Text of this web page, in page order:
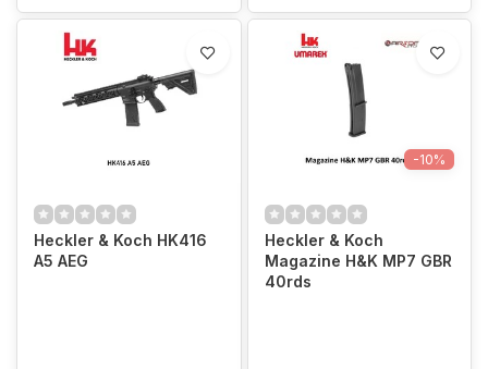
Heckler & Koch HK416
A5 AEG
-10%
Heckler & Koch
Magazine H&K MP7 GBR
40rds